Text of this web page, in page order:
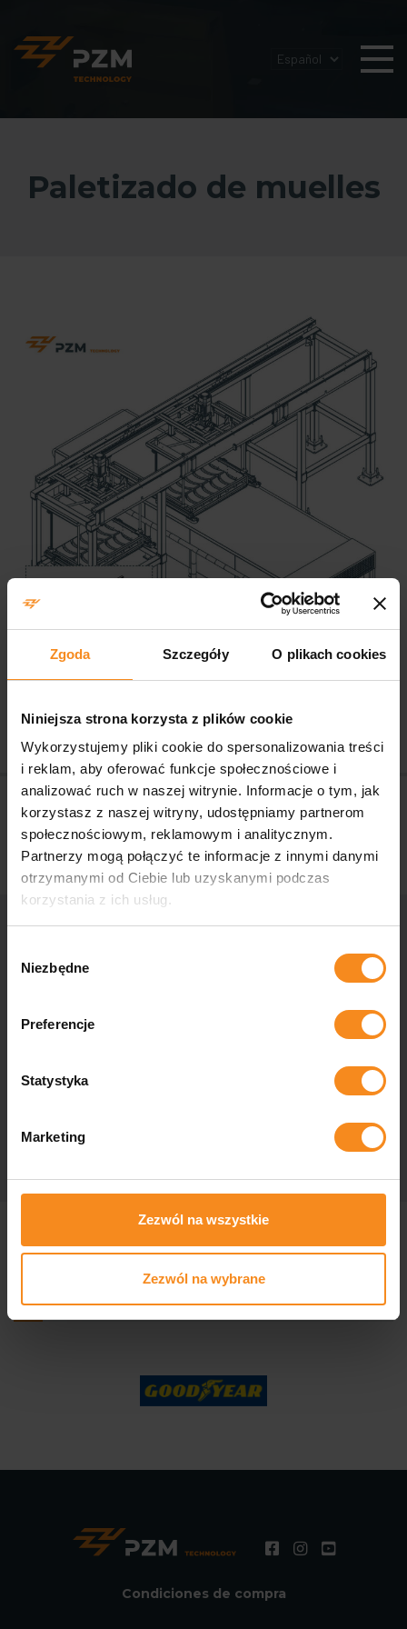
Zgoda Szczegóły O plikach cookies
Niniejsza strona korzysta z plików cookie
Wykorzystujemy pliki cookie do spersonalizowania treści
i reklam, aby oferować funkcje społecznościowe i
analizować ruch w naszej witrynie. Informacje o tym, jak
korzystasz z naszej witryny, udostępniamy partnerom
społecznościowym, reklamowym i analitycznym.
Partnerzy mogą połączyć te informacje z innymi danymi
otrzymanymi od Ciebie lub uzyskanymi podczas
korzystania z ich usług.
zgody
Niezbędne
Preferencje
Statystyka
Marketing
Zezwól na wszystkie
Zezwól na wybrane
Paletizado de muelles
Mensaje de navegación
ManipuladorLínea de control de calidad de cristales
¿Se pregunta si su empresa puede estar más automatizada,
necesita soluciones industriales a medida o tiene preguntas
Producimos para empresas de
Condiciones de compra